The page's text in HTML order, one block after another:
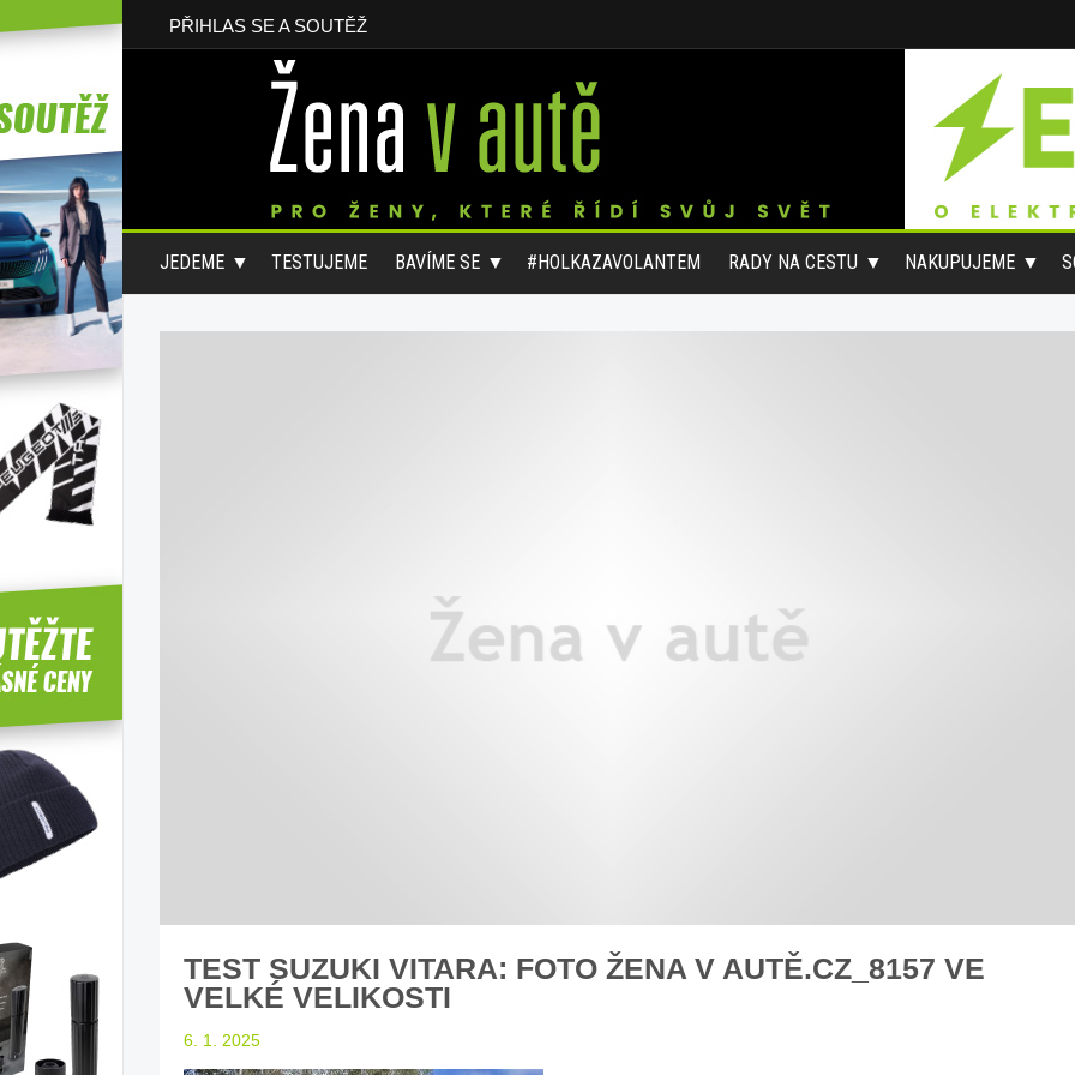
PŘIHLAS SE A SOUTĚŽ
JEDEME TESTUJEME BAVÍME SE #HOLKAZAVOLANTEM RADY NA CESTU NAKUPUJEME
TEST SUZUKI VITARA: FOTO ŽENA V AUTĚ.CZ_8157 VE
VELKÉ VELIKOSTI
6. 1. 2025
laické veřejnosti
sleduj náš web ELenka.cz stručně o autosedačkách